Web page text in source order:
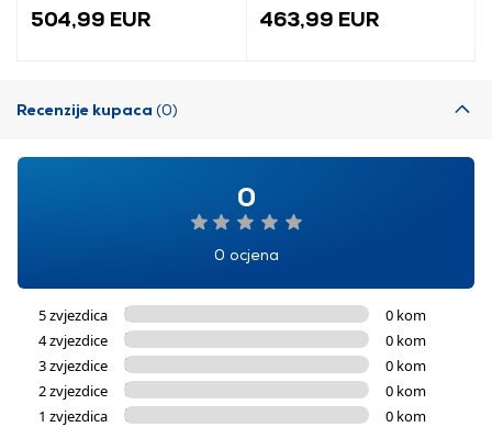
504,99 EUR
(06008A7800)
463,99 EUR
Recenzije kupaca (0)
0
0 ocjena
5 zvjezdica
0 kom
4 zvjezdice
0 kom
3 zvjezdice
0 kom
2 zvjezdice
0 kom
1 zvjezdica
0 kom